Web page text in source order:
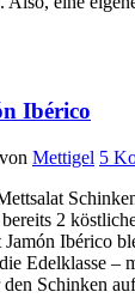
Ibérico
von Mettigel 5
2
Ibérico
Edelklasse –
den Schinken